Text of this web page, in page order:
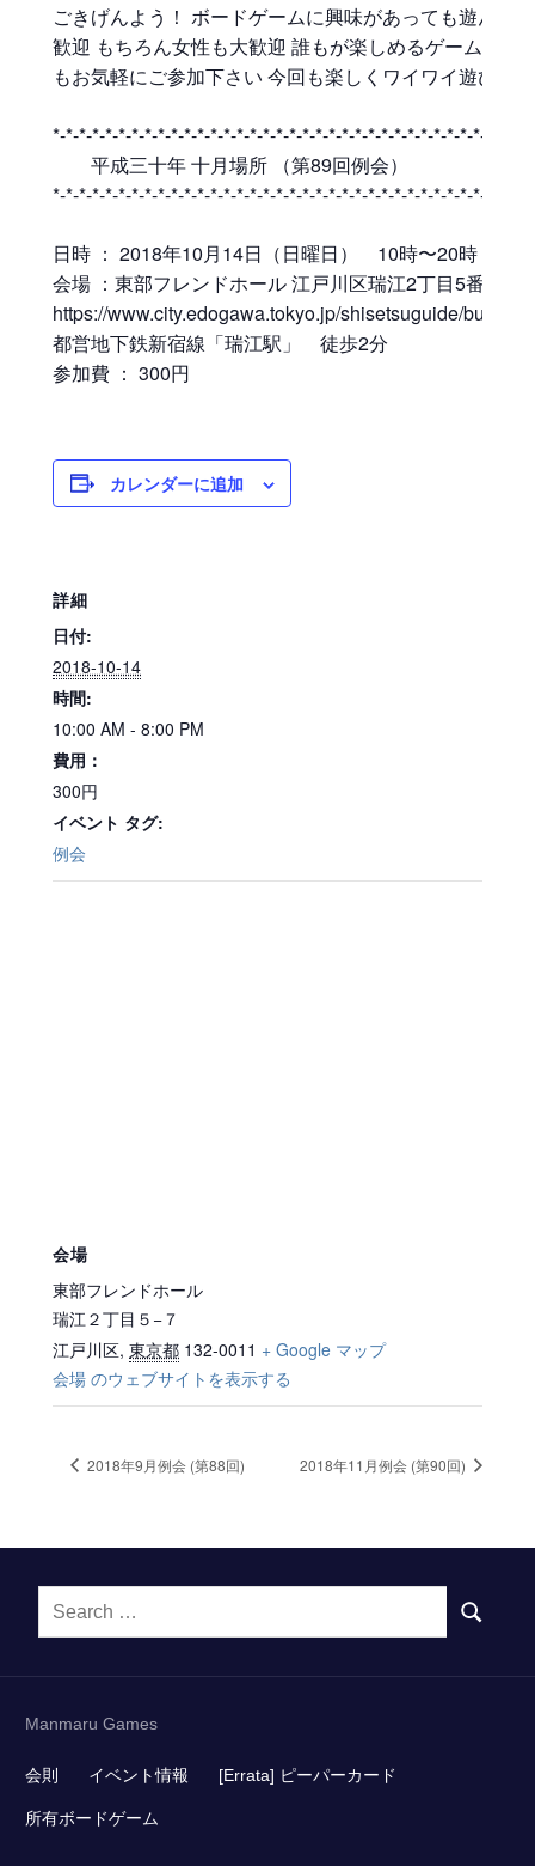
ごきげんよう！ ボードゲームに興味があっても遊んだ
歓迎 もちろん女性も大歓迎 誰もが楽しめるゲーム会を
もお気軽にご参加下さい 今回も楽しくワイワイ遊びま
*-*-*-*-*-*-*-*-*-*-*-*-*-*-*-*-*-*-*-*-*-*-*-*-*-*-*-*-*-*-*-*-*-*
平成三十年 十月場所 （第89回例会）
*-*-*-*-*-*-*-*-*-*-*-*-*-*-*-*-*-*-*-*-*-*-*-*-*-*-*-*-*-*-*-*-*-*-*
日時 ： 2018年10月14日（日曜日） 10時〜20時
会場 ：東部フレンドホール 江戸川区瑞江2丁目5番7号
https://www.city.edogawa.tokyo.jp/shisetsuguide/
都営地下鉄新宿線「瑞江駅」 徒歩2分
参加費 ： 300円
カレンダーに追加
詳細
日付:
2018-10-14
時間:
10:00 AM - 8:00 PM
費用：
300円
イベント タグ:
例会
会場
東部フレンドホール
瑞江２丁目５−７
江戸川区, 東京都 132-0011 + Google マップ
会場 のウェブサイトを表示する
2018年9月例会 (第88回) 2018年11月例会 (第90回)
Search
SEARCH
Manmaru Games
会則 イベント情報 [Errata] ピーパーカード
所有ボードゲーム